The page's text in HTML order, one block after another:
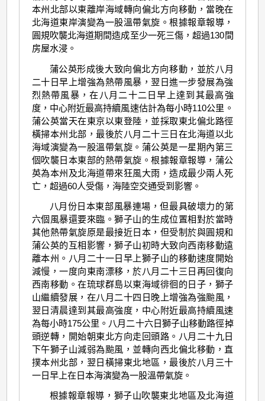
本州北部以東離岸海域轉向偏北方向移動，當晚在
北海道東岸演變為一股溫帶氣旋。根據報章報導，
圓規吹襲北海道期間造成至少一死三傷，超過130間
房屋水浸。
蒲公英形成後大致向偏北方向移動，並於八月
二十日早上增強為熱帶風暴，翌日進一步發展為強
烈熱帶風暴，在八月二十二日早上達到其最高強
度，中心附近最高持續風速估計為每小時110公里。
蒲公英當天在東京以東登陸，並採取東北偏北路徑
橫掃本州北部，最後於八月二十三日在北海道以北
海域演變為一股溫帶氣旋。蒲公英是一星期內第三
個吹襲日本東部的熱帶氣旋。根據報章報導，蒲公
英為本州及北海道帶來狂風大雨，造成最少兩人死
亡，超過60人受傷，海陸空交通受到影響。
八月份日本東部風暴連場，但最具破壞力的第
六個風暴還要來臨。獅子山的生成位置相對於當時
其他熱帶氣旋原是最接近日本，但受制於與圓規和
蒲公英的互相影響，獅子山初時大致向西南移動遠
離本州。八月二十一日早上獅子山的移動速度開始
減慢，一度向東南漂移，於八月二十三日再回復向
西南移動。在琉球群島以東海域徘徊的日子，獅子
山繼續發展，在八月二十四日晚上增強為強颱風，
翌日清晨達到其最高強度，中心附近最高持續風速
為每小時175公里。八月二十六日獅子山移動路徑掉
頭逆轉，開始朝東北方向走回頭路。八月二十九日
下午獅子山減弱為颱風，並轉向西北偏北移動，直
撲本州北部，翌日橫掃東北地區，最後於八月三十
一日早上在日本海演變為一股溫帶氣旋。
根據報章報導，獅子山吹襲東北地區及北海道